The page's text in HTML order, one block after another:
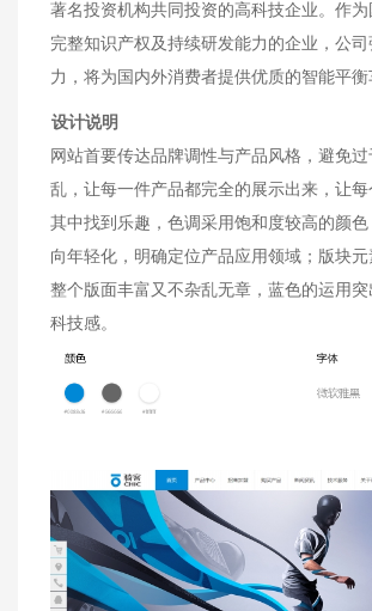
著名投资机构共同投资的高科技企业。作
完整知识产权及持续研发能力的企业，公
力，将为国内外消费者提供优质的智能平衡
设计说明
网站首要传达品牌调性与产品风格，避免
乱，让每一件产品都完全的展示出来，让
其中找到乐趣，色调采用饱和度较高的颜
向年轻化，明确定位产品应用领域；版块
整个版面丰富又不杂乱无章，蓝色的运用
科技感。